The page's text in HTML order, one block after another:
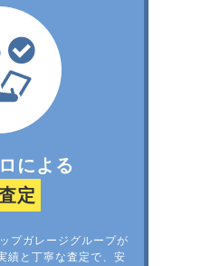
による
定
プガレージグループが
績と丁寧な査定で、安